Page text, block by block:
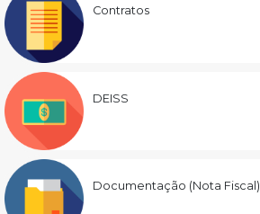
Contratos
DEISS
Documentação (Nota Fiscal)